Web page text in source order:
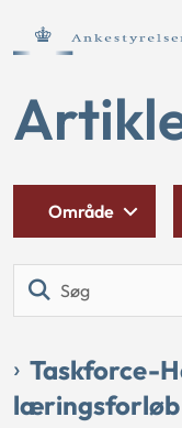
Område
Taskforce-
læringsforløb